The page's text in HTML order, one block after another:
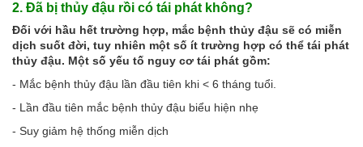
2. Đã bị thủy đậu rồi có tái phát không?
Đối với hầu hết trường hợp, mắc bệnh thủy đậu sẽ có miễn
dịch suốt đời, tuy nhiên một số ít trường hợp có thể tái phát
thủy đậu. Một số yếu tố nguy cơ tái phát gồm:
- Mắc bệnh thủy đậu lần đầu tiên khi < 6 tháng tuổi.
- Lần đầu tiên mắc bệnh thủy đậu biểu hiện nhẹ
- Suy giảm hệ thống miễn dịch